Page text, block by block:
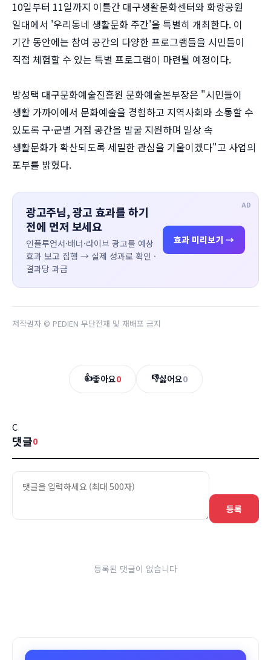
10일부터 11일까지 이틀간 대구생활문화센터와 화랑공원
일대에서 '우리동네 생활문화 주간'을 특별히 개최한다. 이
기간 동안에는 참여 공간의 다양한 프로그램들을 시민들이
직접 체험할 수 있는 특별 프로그램이 마련될 예정이다.
방성택 대구문화예술진흥원 문화예술본부장은 "시민들이
생활 가까이에서 문화예술을 경험하고 지역사회와 소통할 수
있도록 구·군별 거점 공간을 발굴 지원하며 일상 속
생활문화가 확산되도록 세밀한 관심을 기울이겠다"고 사업의
포부를 밝혔다.
AD
광고주님, 광고 효과를 하기
전에 먼저 보세요
인플루언서·배너·라이브 광고를 예상
효과 보고 집행 → 실제 성과로 확인 ·
결과당 과금
효과 미리보기 →
저작권자 © PEDIEN 무단전재 및 재배포 금지
👍좋아요0 👎싫어요0
C
댓글0
등록
등록된 댓글이 없습니다